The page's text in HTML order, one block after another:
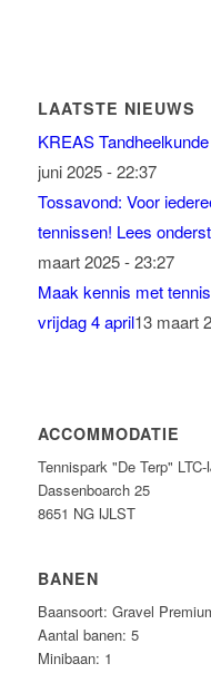
LAATSTE NIEUWS
KREAS
juni 2025 - 22:37
Tossavond: Voor
tennissen! Lees
maart 2025 - 23:27
Maak kennis met
vrijdag 4 april13 maart
ACCOMMODATIE
Tennispark "De Terp" LTC-
Dassenboarch 25
8651 NG IJLST
BANEN
Baansoort: Gravel
Aantal banen: 5
Minibaan: 1